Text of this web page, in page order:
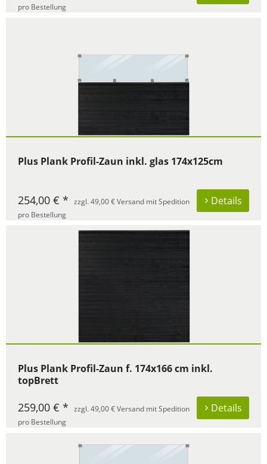
pro Bestellung
Plus Plank Profil-Zaun inkl. glas 174x125cm
Details
254,00 € * zzgl. 49,00 € Versand mit Spedition
pro Bestellung
Plus Plank Profil-Zaun f. 174x166 cm inkl.
topBrett
Details
259,00 € * zzgl. 49,00 € Versand mit Spedition
pro Bestellung